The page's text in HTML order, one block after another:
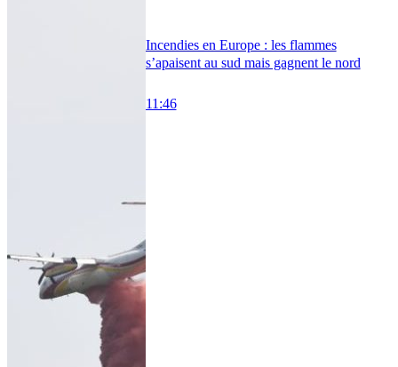
Incendies en Europe : les flammes
s’apaisent au sud mais gagnent le nord
11:46